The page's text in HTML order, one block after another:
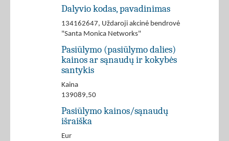
Dalyvio kodas, pavadinimas
134162647, Uždaroji akcinė bendrovė
"Santa Monica Networks"
Pasiūlymo (pasiūlymo dalies)
kainos ar sąnaudų ir kokybės
santykis
Kaina
139089,50
Pasiūlymo kainos/sąnaudų
išraiška
Eur